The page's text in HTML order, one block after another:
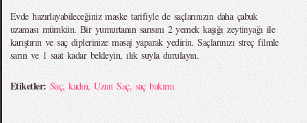
Evde hazırlayabileceğiniz maske tarifiyle de saçlarınızın daha çabuk
uzaması mümkün. Bir yumurtanın sarısını 2 yemek kaşığı zeytinyağı ile
karıştırın ve saç diplerinize masaj yaparak yedirin. Saçlarınızı streç filmle
sarın ve 1 saat kadar bekleyin, ılık suyla durulayın.
Etiketler: Saç,kadın,Uzun Saç, saç bakımı